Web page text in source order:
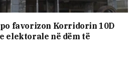
favorizon Korridorin 10D
elektorale në dëm të